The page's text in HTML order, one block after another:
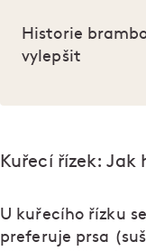
Historie
vylepšit
Kuřecí řízek:
U kuřecího řízku
preferuje prsa